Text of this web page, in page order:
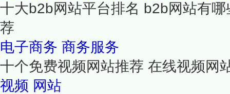
十大b2b网站平台排名 b2b网站有
荐
电子商务 商务服务
十个免费视频网站推荐 在线视频网
视频 网站